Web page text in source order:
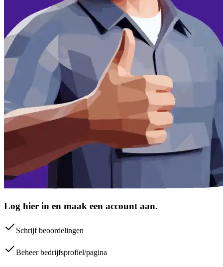
Log hier in en maak een account aan.
Schrijf beoordelingen
Beheer bedrijfsprofiel/pagina